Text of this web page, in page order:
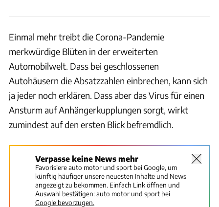
Einmal mehr treibt die Corona-Pandemie
merkwürdige Blüten in der erweiterten
Automobilwelt. Dass bei geschlossenen
Autohäusern die Absatzzahlen einbrechen, kann sich
ja jeder noch erklären. Dass aber das Virus für einen
Ansturm auf Anhängerkupplungen sorgt, wirkt
zumindest auf den ersten Blick befremdlich.
Verpasse keine News mehr
Favorisiere auto motor und sport bei Google, um
künftig häufiger unsere neuesten Inhalte und News
angezeigt zu bekommen. Einfach Link öffnen und
Auswahl bestätigen:auto motor und sport bei
Google bevorzugen.